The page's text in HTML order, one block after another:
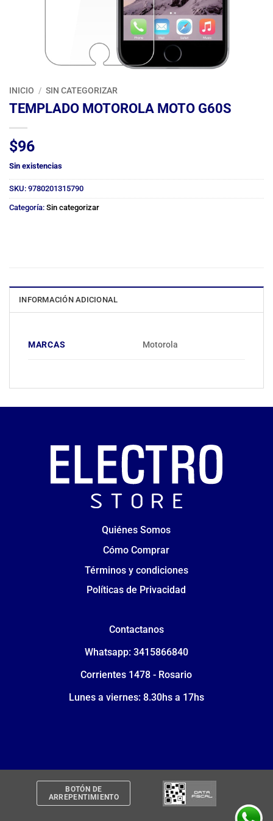
INICIO / SIN CATEGORIZAR
TEMPLADO MOTOROLA MOTO G60S
$96
Sin existencias
SKU: 9780201315790
Categoría: Sin categorizar
INFORMACIÓN ADICIONAL
MARCAS Motorola
Quiénes Somos
Cómo Comprar
Términos y condiciones
Políticas de Privacidad
Contactanos
Whatsapp: 3415866840
Corrientes 1478 - Rosario
Lunes a viernes: 8.30hs a 17hs
BOTÓN DE
ARREPENTIMIENTO